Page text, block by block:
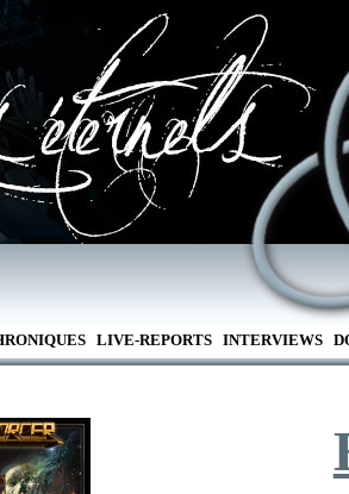
LIVE-REPORTS INTERVIEWS